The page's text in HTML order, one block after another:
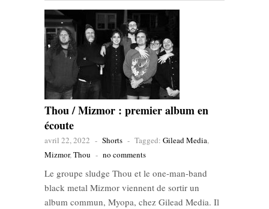
Thou / Mizmor : premier album en
écoute
avril 22, 2022 - Shorts - Tagged: Gilead Media,
Mizmor,Thou - no comments
Le groupe sludge Thou et le one-man-band
black metal Mizmor viennent de sortir un
album commun, Myopa, chez Gilead Media. Il